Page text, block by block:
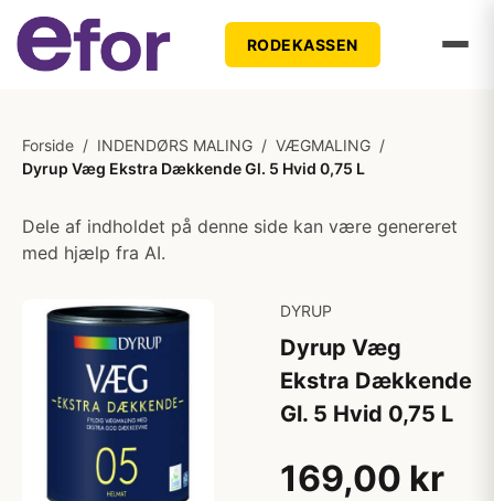
RODEKASSEN
Forside / INDENDØRS MALING / VÆGMALING /
Dyrup Væg Ekstra Dækkende Gl. 5 Hvid 0,75 L
Dele af indholdet på denne side kan være genereret
med hjælp fra AI.
DYRUP
Dyrup Væg
Ekstra Dækkende
Gl. 5 Hvid 0,75 L
169,00 kr